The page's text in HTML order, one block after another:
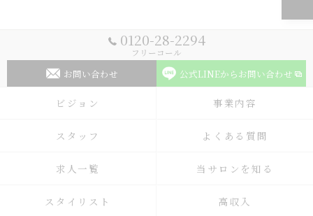
0120-28-2294
フリーコール
お問い合わせ 公式LINEからお問い合わせ
ビジョン 事業内容
スタッフ よくある質問
求人一覧 当サロンを知る
スタイリスト 高収入